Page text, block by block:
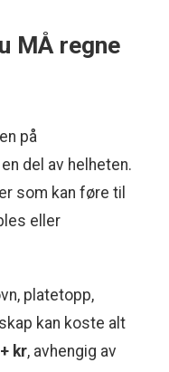
MÅ regne
på
del av helheten.
som kan føre til
eller
platetopp,
kan koste alt
kr, avhengig av